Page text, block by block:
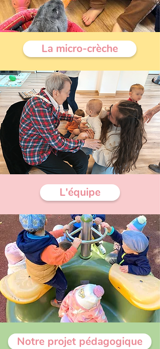
La micro-crèche
L'équipe
Notre projet pédagogique